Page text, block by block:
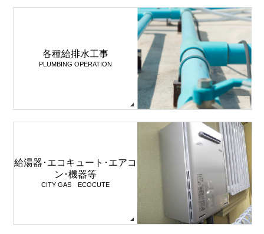
各種給排水工事
PLUMBING OPERATION
給湯器･エコキュート･エアコ
ン･機器等
CITY GAS ECOCUTE